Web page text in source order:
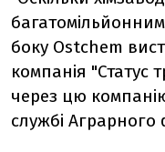
боку Ostchem
компанія "Статус
через цю
службі Аграрного